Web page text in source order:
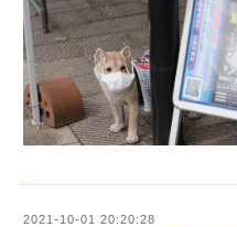
2021-10-01 20:20:28